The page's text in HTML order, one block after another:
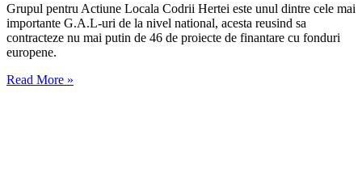
Grupul pentru Actiune Locala Codrii Hertei este unul dintre cele mai
importante G.A.L-uri de la nivel national, acesta reusind sa
contracteze nu mai putin de 46 de proiecte de finantare cu fonduri
europene.
Read More »